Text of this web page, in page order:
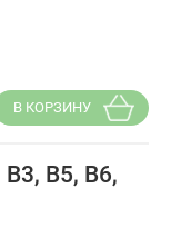
В КОРЗИНУ
В5, В6,